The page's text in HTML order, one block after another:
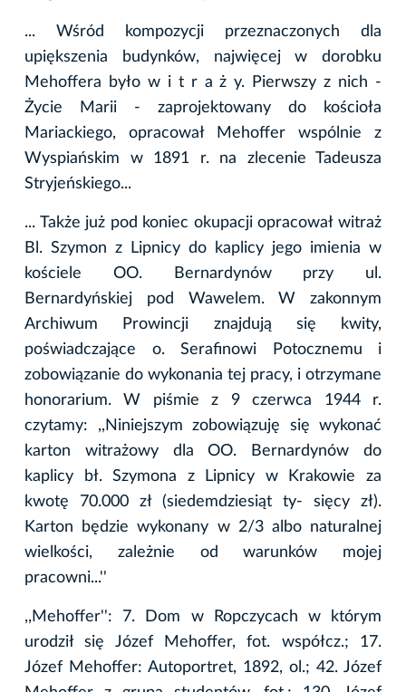
... Wśród kompozycji przeznaczonych dla
upiększenia budynków, najwięcej w dorobku
Mehoffera było w i t r a ż y. Pierwszy z nich -
Życie Marii - zaprojektowany do kościoła
Mariackiego, opracował Mehoffer wspólnie z
Wyspiańskim w 1891 r. na zlecenie Tadeusza
Stryjeńskiego...
... Także już pod koniec okupacji opracował witraż
Bl. Szymon z Lipnicy do kaplicy jego imienia w
kościele OO. Bernardynów przy ul.
Bernardyńskiej pod Wawelem. W zakonnym
Archiwum Prowincji znajdują się kwity,
poświadczające o. Serafinowi Potocznemu i
zobowiązanie do wykonania tej pracy, i otrzymane
honorarium. W piśmie z 9 czerwca 1944 r.
czytamy: ,,Niniejszym zobowiązuję się wykonać
karton witrażowy dla OO. Bernardynów do
kaplicy bł. Szymona z Lipnicy w Krakowie za
kwotę 70.000 zł (siedemdziesiąt ty- sięcy zł).
Karton będzie wykonany w 2/3 albo naturalnej
wielkości, zależnie od warunków mojej
pracowni...''
,,Mehoffer'': 7. Dom w Ropczycach w którym
urodził się Józef Mehoffer, fot. współcz.; 17.
Józef Mehoffer: Autoportret, 1892, ol.; 42. Józef